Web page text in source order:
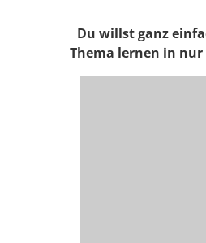
Du willst ganz
Thema lernen in nur